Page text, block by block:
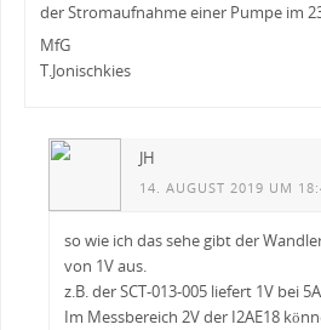
der Stromaufnahme einer Pumpe im
MfG
T.Jonischkies
JH
14. AUGUST 2019 UM
so wie ich das sehe gibt der
von 1V aus.
z.B. der SCT-013-005 liefert 1V bei
Im Messbereich 2V der I2AE18